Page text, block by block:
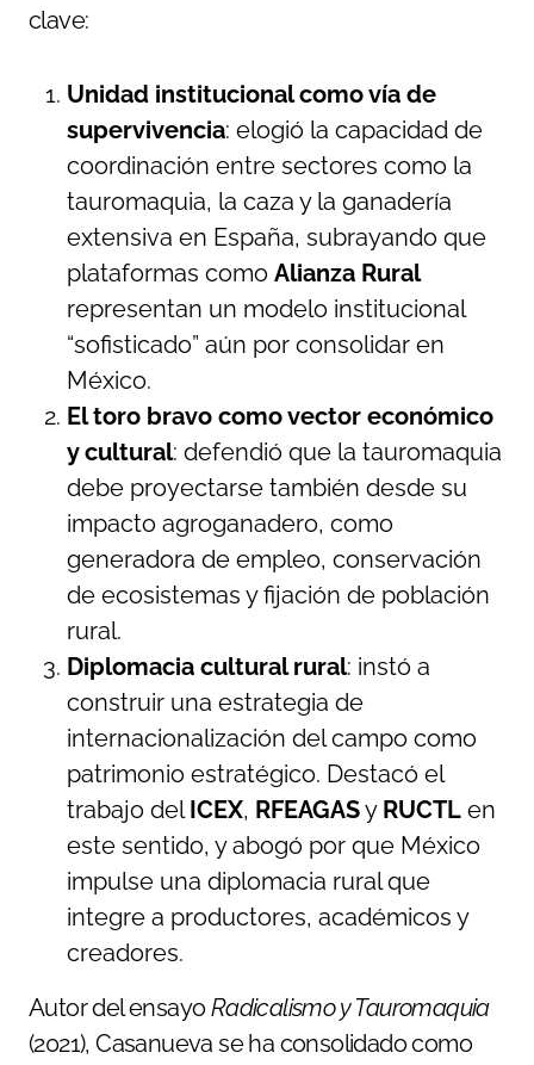
clave:
Unidad institucional como vía de
supervivencia: elogió la capacidad de
coordinación entre sectores como la
tauromaquia, la caza y la ganadería
extensiva en España, subrayando que
plataformas como Alianza Rural
representan un modelo institucional
“sofisticado” aún por consolidar en
México.
El toro bravo como vector económico
y cultural: defendió que la tauromaquia
debe proyectarse también desde su
impacto agroganadero, como
generadora de empleo, conservación
de ecosistemas y fijación de población
rural.
Diplomacia cultural rural: instó a
construir una estrategia de
internacionalización del campo como
patrimonio estratégico. Destacó el
trabajo delICEX, RFEAGASy RUCTL en
este sentido, y abogó por que México
impulse una diplomacia rural que
integre a productores, académicos y
creadores.
Autor del ensayoRadicalismo y Tauromaquia
(2021), Casanueva se ha consolidado como